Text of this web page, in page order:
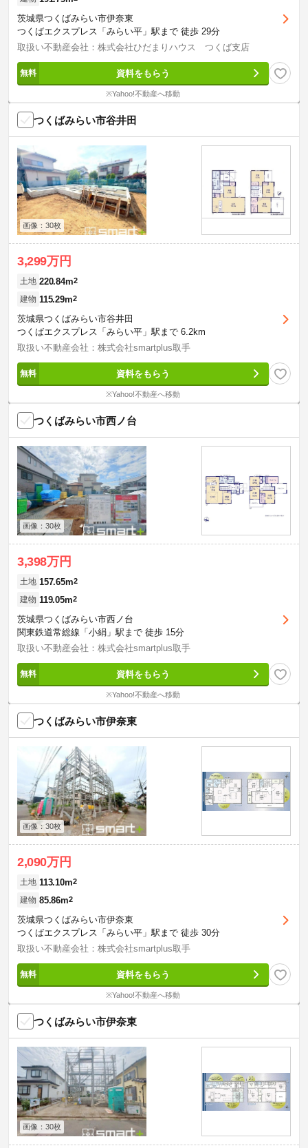
茨城県つくばみらい市伊奈東
つくばエクスプレス「みらい平」駅まで 徒歩 29分
取扱い不動産会社：株式会社ひだまりハウス つくば支店
資料をもらう
※Yahoo!不動産へ移動
つくばみらい市谷井田
画像：30枚
3,299万円
土地 220.84m2
建物 115.29m2
茨城県つくばみらい市谷井田
つくばエクスプレス「みらい平」駅まで 6.2km
取扱い不動産会社：株式会社smartplus取手
資料をもらう
※Yahoo!不動産へ移動
つくばみらい市西ノ台
画像：30枚
3,398万円
土地 157.65m2
建物 119.05m2
茨城県つくばみらい市西ノ台
関東鉄道常総線「小絹」駅まで 徒歩 15分
取扱い不動産会社：株式会社smartplus取手
資料をもらう
※Yahoo!不動産へ移動
つくばみらい市伊奈東
画像：30枚
2,090万円
土地 113.10m2
建物 85.86m2
茨城県つくばみらい市伊奈東
つくばエクスプレス「みらい平」駅まで 徒歩 30分
取扱い不動産会社：株式会社smartplus取手
資料をもらう
※Yahoo!不動産へ移動
つくばみらい市伊奈東
画像：30枚